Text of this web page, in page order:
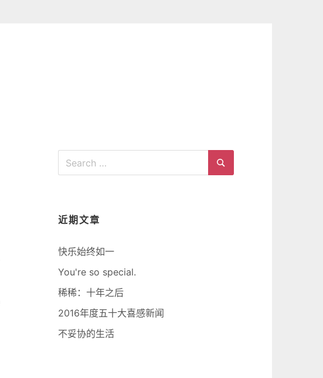
Search
近期文章
快乐始终如一
You're so special.
稀稀：十年之后
2016年度五十大喜感新闻
不妥协的生活